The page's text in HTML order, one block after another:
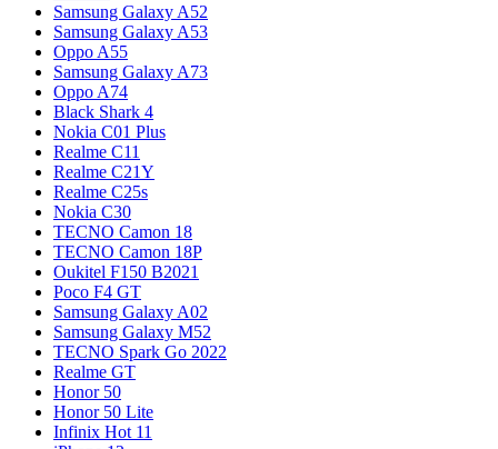
Samsung Galaxy A52
Samsung Galaxy A53
Oppo A55
Samsung Galaxy A73
Oppo A74
Black Shark 4
Nokia C01 Plus
Realme C11
Realme C21Y
Realme C25s
Nokia C30
TECNO Camon 18
TECNO Camon 18P
Oukitel F150 B2021
Poco F4 GT
Samsung Galaxy A02
Samsung Galaxy M52
TECNO Spark Go 2022
Realme GT
Honor 50
Honor 50 Lite
Infinix Hot 11